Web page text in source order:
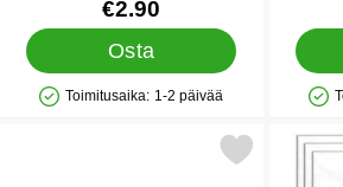
Tuote.nro 34632
€2.90
Osta
Saatavuus: Varastossa
Toimitusaika: 1-2 päivää
Merkitse kultainen Köynnös Grattis